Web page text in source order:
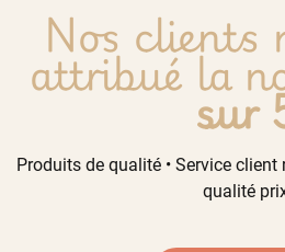
Nos clients
attribué la
sur
Produits de qualité • Service
qualité